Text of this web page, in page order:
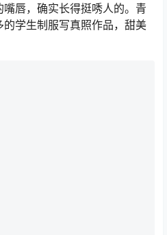
唇，确实长得挺唀人的。青
学生制服写真照作品，甜美